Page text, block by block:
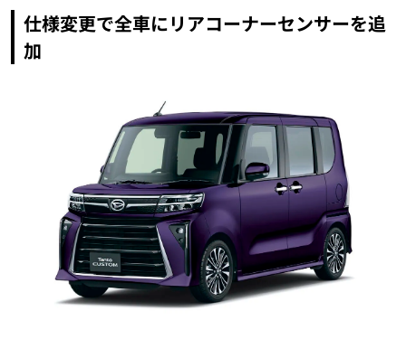
仕様変更で全車にリアコーナーセンサーを追
加